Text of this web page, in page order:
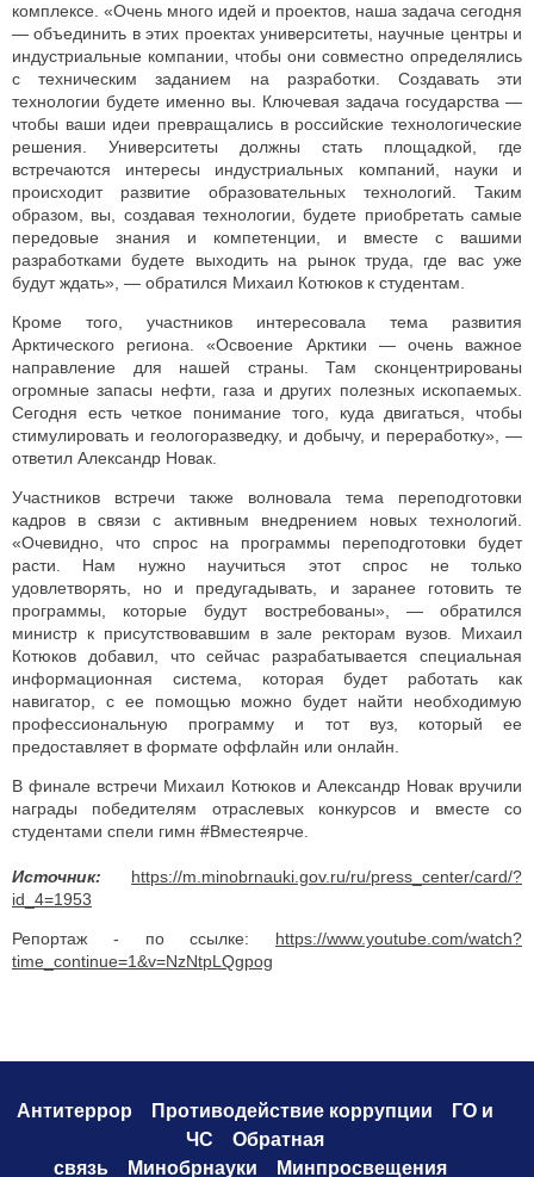
комплексе. «Очень много идей и проектов, наша задача сегодня
— объединить в этих проектах университеты, научные центры и
индустриальные компании, чтобы они совместно определялись
с техническим заданием на разработки. Создавать эти
технологии будете именно вы. Ключевая задача государства —
чтобы ваши идеи превращались в российские технологические
решения. Университеты должны стать площадкой, где
встречаются интересы индустриальных компаний, науки и
происходит развитие образовательных технологий. Таким
образом, вы, создавая технологии, будете приобретать самые
передовые знания и компетенции, и вместе с вашими
разработками будете выходить на рынок труда, где вас уже
будут ждать», — обратился Михаил Котюков к студентам.
Кроме того, участников интересовала тема развития
Арктического региона. «Освоение Арктики — очень важное
направление для нашей страны. Там сконцентрированы
огромные запасы нефти, газа и других полезных ископаемых.
Сегодня есть четкое понимание того, куда двигаться, чтобы
стимулировать и геологоразведку, и добычу, и переработку», —
ответил Александр Новак.
Участников встречи также волновала тема переподготовки
кадров в связи с активным внедрением новых технологий.
«Очевидно, что спрос на программы переподготовки будет
расти. Нам нужно научиться этот спрос не только
удовлетворять, но и предугадывать, и заранее готовить те
программы, которые будут востребованы», — обратился
министр к присутствовавшим в зале ректорам вузов. Михаил
Котюков добавил, что сейчас разрабатывается специальная
информационная система, которая будет работать как
навигатор, с ее помощью можно будет найти необходимую
профессиональную программу и тот вуз, который ее
предоставляет в формате оффлайн или онлайн.
В финале встречи Михаил Котюков и Александр Новак вручили
награды победителям отраслевых конкурсов и вместе со
студентами спели гимн #Вместеярче.
Источник: https://m.minobrnauki.gov.ru/ru/press_center/card/?
id_4=1953
Репортаж - по ссылке: https://www.youtube.com/watch?
time_continue=1&v=NzNtpLQgpog
Антитеррор Противодействие коррупции
ГО и
ЧС
Обратная
связь
Минобрнауки Минпросвещения